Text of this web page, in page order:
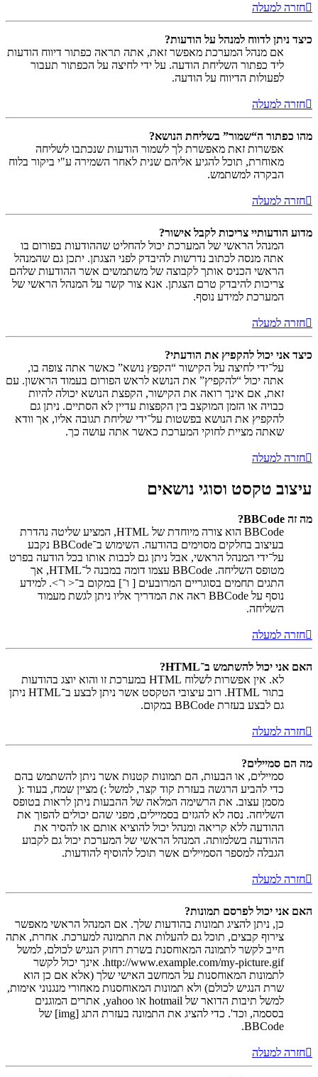
חזרה למעלה
כיצד ניתן לדווח למנהל על הודעות?
אם מנהל המערכת מאפשר זאת, אתה תראה כפתור דיווח הודעות
ליד כפתור השליחת הודעה. על ידי לחיצה על הכפתור תעבור
לפעולות הדיווח על הודעה.
חזרה למעלה
מהו כפתור ה“שמור” בשליחת הנושא?
אפשרות זאת מאפשרת לך לשמור הודעות שנכתבו לשליחה
מאוחרת, תוכל להגיע אליהם שנית לאחר השמירה ע"י ביקור בלוח
הבקרה למשתמש.
חזרה למעלה
מדוע הודעותיי צריכות לקבל אישור?
המנהל הראשי של המערכת יכול להחליט שההודעות בפורום בו
אתה מנסה לכתוב נדרשות להיבדק לפני הצגתן. יתכן גם שהמנהל
הראשי הכניס אותך לקבוצה של משתמשים אשר ההודעות שלהם
צריכות להיבדק טרם הצגתן. אנא צור קשר על המנהל הראשי של
המערכת למידע נוסף.
חזרה למעלה
כיצד אני יכול להקפיץ את הודעתי?
על־ידי לחיצה על הקישור “הקפץ נושא” כאשר אתה צופה בו,
אתה יכול “להקפיץ” את הנושא לראש הפורום בעמוד הראשון. עם
זאת, אם אינך רואה את הקישור, הקפצת הנושא יכולה להיות
כבויה או הזמן המוקצב בין הקפצות עדיין לא הסתיים. ניתן גם
להקפיץ את הנושא בפשטות על־ידי שליחת תגובה אליו, אך וודא
שאתה מציית לחוקי המערכת כאשר אתה עושה כך.
חזרה למעלה
עיצוב טקסט וסוגי נושאים
מה זה BBCode?
BBCode הוא צורה מיוחדת של HTML, המציע שליטה נהדרת
בעיצוב בחלקים מסוימים בהודעה. השימוש ב־BBCode נקבע
על־ידי המנהל הראשי, אבל ניתן גם לכבות אותו בכל הודעה בפרט
מטופס השליחה. BBCode עצמו דומה במבנה ל־HTML, אך
התגים תחמים בסוגריים המרובעים [ ו־] במקום ב־< ו־>. למידע
נוסף על BBCode ראה את המדריך אליו ניתן לגשת מעמוד
השליחה.
חזרה למעלה
האם אני יכול להשתמש ב־HTML?
לא. אין אפשרות לשלוח HTML במערכת זו והוא יוצג בהודעות
בתור HTML. רוב עיצובי הטקסט אשר ניתן לבצע ב־HTML ניתן
גם לבצע בעזרת BBCode במקום.
חזרה למעלה
מה הם סמיילים?
סמיילים, או הבעות, הם תמונות קטנות אשר ניתן להשתמש בהם
כדי להביע הרגשה בעזרת קוד קצר, למשל :) מציין שמח, בעוד :(
מסמן עצוב. את הרשימה המלאה של ההבעות ניתן לראות בטופס
השליחה. נסה לא להגזים בסמיילים, מפני שהם יכולים להפוך את
ההודעה ללא קריאה ומנהל יכול להוציא אותם או להסיר את
ההודעה בשלמותה. המנהל הראשי של המערכת יכול גם לקבוע
הגבלה למספר הסמיילים אשר תוכל להוסיף להודעות.
חזרה למעלה
האם אני יכול לפרסם תמונות?
כן, ניתן להציג תמונות בהודעות שלך. אם המנהל הראשי מאפשר
צירוף קבצים, תוכל גם להעלות את התמונה למערכת. אחרת, אתה
חייב לקשר לתמונה המאוחסנת בשרת רחוק הנגיש לכולם, למשל
http://www.example.com/my-picture.gif. אינך יכול לקשר
לתמונות המאוחסנות על המחשב האישי שלך (אלא אם כן הוא
שרת הנגיש לכולם) ולא תמונות המאוחסנות מאחורי מנגנוני אימות,
למשל תיבות הדואר של hotmail או yahoo, אתרים המוגנים
בססמה, וכד'. כדי להציג את התמונה בעזרת התג [img] של
BBCode.
חזרה למעלה